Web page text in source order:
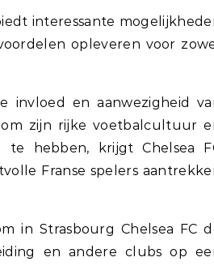
interessante
opleveren voor
invloed en aanwezigheid
om zijn rijke voetbalcultuur
te hebben, krijgt Chelsea
Franse spelers
in Strasbourg Chelsea FC
en andere clubs op